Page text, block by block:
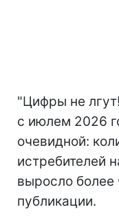
"Цифры не
с июлем 2026
очевидной:
истребителей
выросло более
публикации.